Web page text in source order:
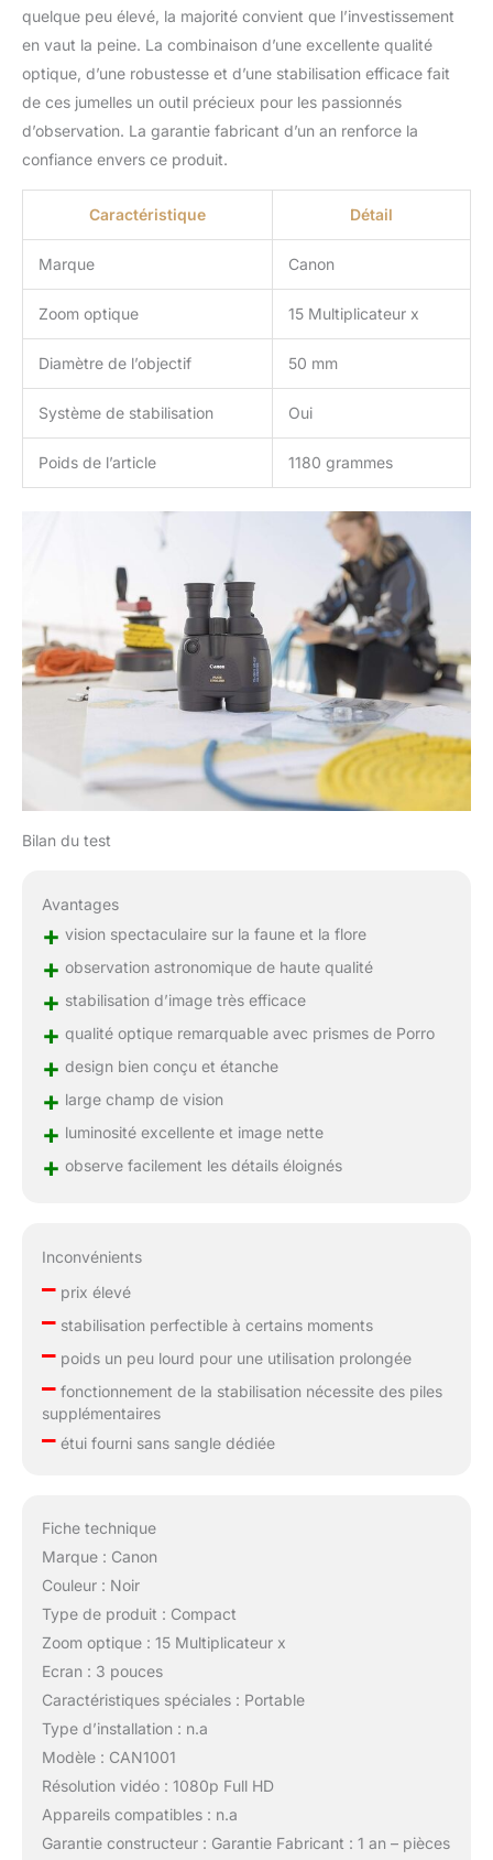
quelque peu élevé, la majorité convient que l’investissement
en vaut la peine. La combinaison d’une excellente qualité
optique, d’une robustesse et d’une stabilisation efficace fait
de ces jumelles un outil précieux pour les passionnés
d’observation. La garantie fabricant d’un an renforce la
confiance envers ce produit.
Caractéristique Détail
Marque Canon
Zoom optique 15 Multiplicateur x
Diamètre de l’objectif 50 mm
Système de stabilisation Oui
Poids de l’article 1180 grammes
Bilan du test
Avantages
+ vision spectaculaire sur la faune et la flore
+ observation astronomique de haute qualité
+ stabilisation d’image très efficace
+ qualité optique remarquable avec prismes de Porro
+ design bien conçu et étanche
+ large champ de vision
+ luminosité excellente et image nette
+ observe facilement les détails éloignés
Inconvénients
–prix élevé
–stabilisation perfectible à certains moments
–poids un peu lourd pour une utilisation prolongée
–fonctionnement de la stabilisation nécessite des piles
supplémentaires
–étui fourni sans sangle dédiée
Fiche technique
Marque : Canon
Couleur : Noir
Type de produit : Compact
Zoom optique : 15 Multiplicateur x
Ecran : 3 pouces
Caractéristiques spéciales : Portable
Type d’installation : n.a
Modèle : CAN1001
Résolution vidéo : 1080p Full HD
Appareils compatibles : n.a
Garantie constructeur : Garantie Fabricant : 1 an – pièces